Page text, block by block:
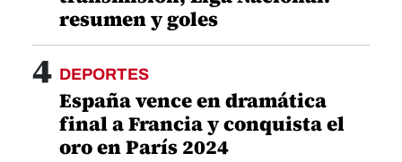
resumen y goles
4 DEPORTES
España vence en dramática
final a Francia y conquista el
oro en París 2024